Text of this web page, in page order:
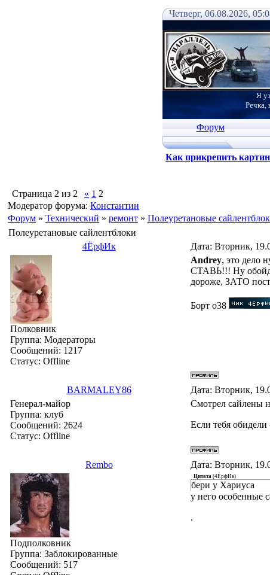
Четверг, 06.08.2026,
Я
Речка,
Форум
Как прикрепить
Страница 2 из 2 « 1 2
Модератор форума: Константин
Форум » Технический » ремонт » Полеуретановые
Полеуретановые сайлентблоки
4ЁрфИк
Дата: Вторник,
Полковник
Группа: Модераторы
Сообщений: 1217
Статус: Offline
Andrey, это дело
СТАВЬ!!! Ну
дороже, ЗАТО
Борт о38
BARMALEY86 Дата: Вторник,
Генерал-майор
Группа: клуб
Сообщений: 2624
Статус: Offline
Смотрел сайлены
Если тебя
Rembo Дата: Вторник,
Подполковник
Группа: Заблокированные
Сообщений: 517
Цитата (4ЁрфИк)
бери у Хариуса
у него особенные
.